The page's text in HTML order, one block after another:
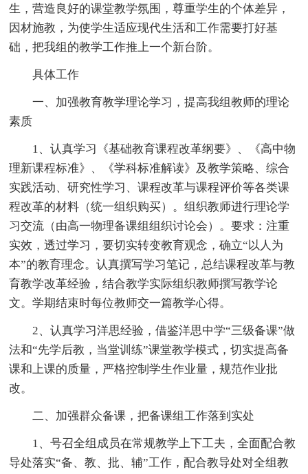
生，营造良好的课堂教学氛围，尊重学生的个体差异，
因材施教，为使学生适应现代生活和工作需要打好基
础，把我组的教学工作推上一个新台阶。
具体工作
一、加强教育教学理论学习，提高我组教师的理论
素质
1、认真学习《基础教育课程改革纲要》、《高中物
理新课程标准》、《学科标准解读》及教学策略、综合
实践活动、研究性学习、课程改革与课程评价等各类课
程改革的材料（统一组织购买）。组织教师进行理论学
习交流（由高一物理备课组组织讨论会）。要求：注重
实效，透过学习，要切实转变教育观念，确立“以人为
本”的教育理念。认真撰写学习笔记，总结课程改革与教
育教学改革经验，结合教学实际组织教师撰写教学论
文。学期结束时每位教师交一篇教学心得。
2、认真学习洋思经验，借鉴洋思中学“三级备课”做
法和“先学后教，当堂训练”课堂教学模式，切实提高备
课和上课的质量，严格控制学生作业量，规范作业批
改。
二、加强群众备课，把备课组工作落到实处
1、号召全组成员在常规教学上下工夫，全面配合教
导处落实“备、教、批、辅”工作，配合教导处对全组教